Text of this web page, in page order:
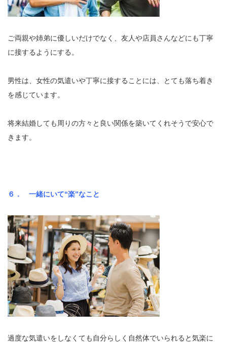
ご両親や姉弟に優しいだけでなく、友人や店員さんなどにも丁寧
に接するようにする。
男性は、女性の気遣いや丁寧に接することには、とても落ち着き
を感じています。
将来結婚しても周りの方々と良い関係を築いてくれそうで安心で
きます。
６． 一緒にいて“楽”なこと
過度な気遣いをしなくても自分らしく自然体でいられると気楽に